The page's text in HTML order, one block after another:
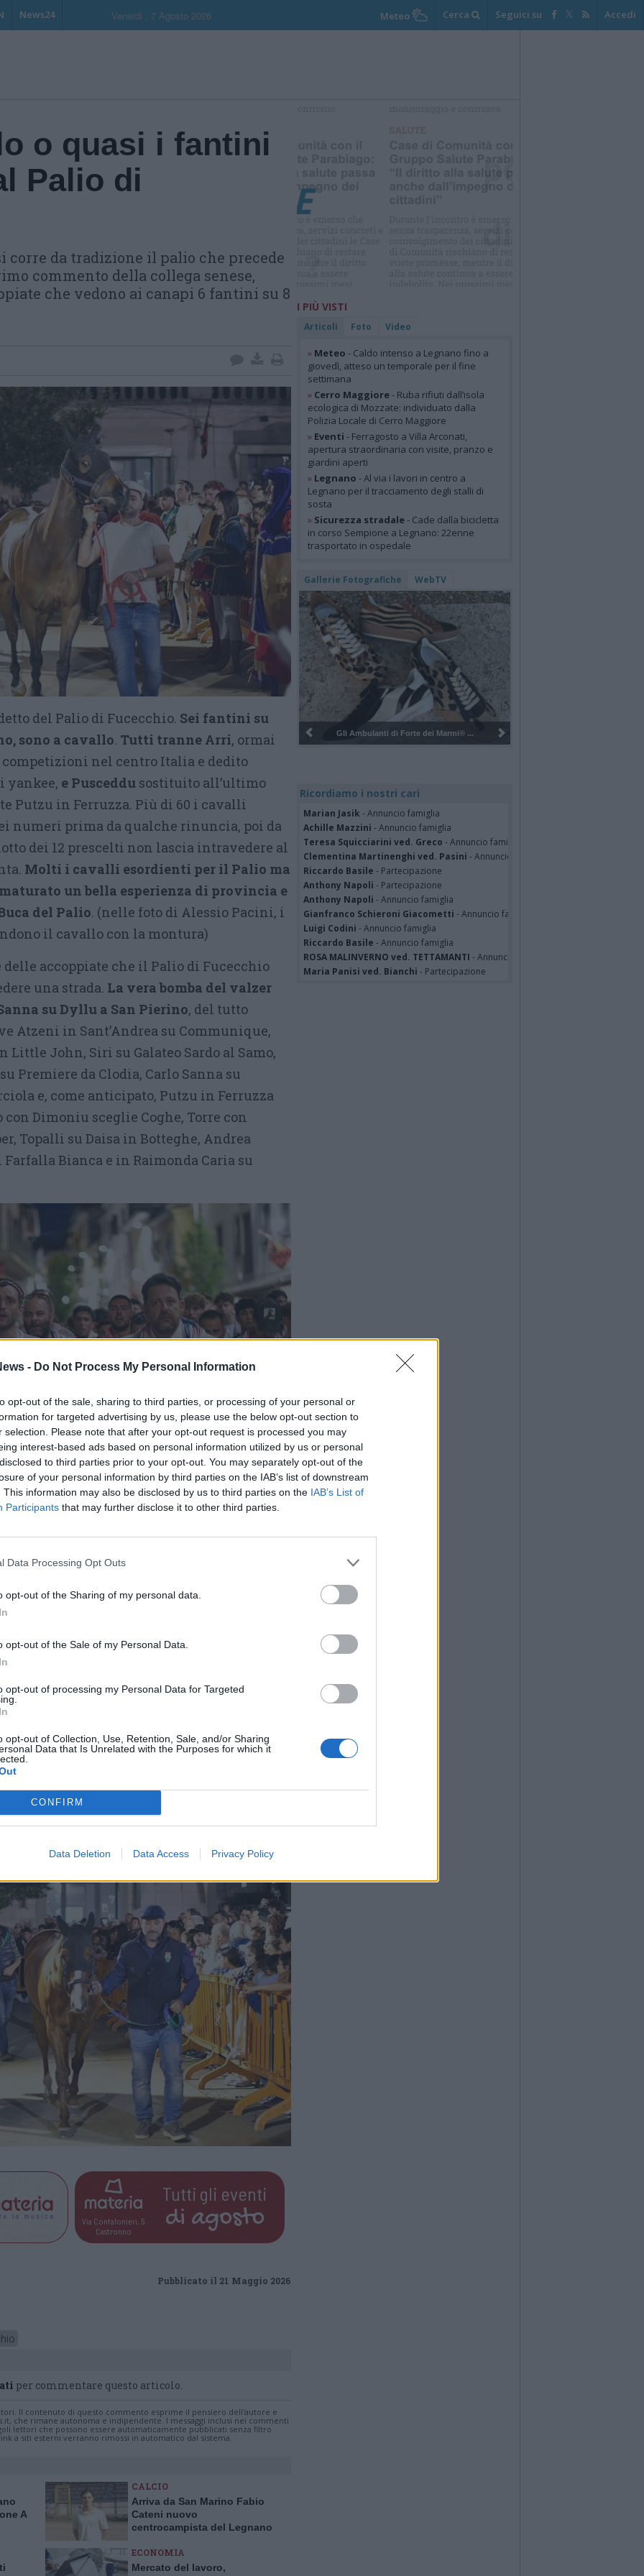
- Do Not Process My Personal Information
opt-out of the sale, sharing to third parties, or processing of your personal or
for targeted advertising by us, please use the below opt-out section to
selection. Please note that after your opt-out request is processed you may
interest-based ads based on personal information utilized by us or personal
to third parties prior to your opt-out. You may separately opt-out of the
of your personal information by third parties on the IAB’s list of downstream
This information may also be disclosed by us to third parties on the IAB’s List of
Participants that may further disclose it to other third parties.
Data Processing Opt Outs
opt-out of the Sharing of my personal data.
opt-out of the Sale of my Personal Data.
opt-out of processing my Personal Data for Targeted
opt-out of Collection, Use, Retention, Sale, and/or Sharing
Data that Is Unrelated with the Purposes for which it
CONFIRM
Data Deletion Data Access Privacy Policy
News24 Venerdi , 7 Agosto 2026 Meteo Cerca Seguici su Accedi
o quasi i fantini
Palio di
corre da tradizione il palio che precede
commento della collega senese,
che vedono ai canapi 6 fantini su 8
del Palio di Fucecchio. Sei fantini su
sono a cavallo. Tutti tranne Arri, ormai
nel centro Italia e dedito
yankee, e Pusceddu sostituito all’ultimo
Putzu in Ferruzza. Più di 60 i cavalli
numeri prima da qualche rinuncia, poi da
dei 12 prescelti non lascia intravedere al
Molti i cavalli esordienti per il Palio ma
un bella esperienza di provincia e
del Palio. (nelle foto di Alessio Pacini, i
il cavallo con la montura)
delle accoppiate che il Palio di Fucecchio
una strada. La vera bomba del valzer
su Dyllu a San Pierino, del tutto
Atzeni in Sant’Andrea su Communique,
Little John, Siri su Galateo Sardo al Samo,
Premiere da Clodia, Carlo Sanna su
e, come anticipato, Putzu in Ferruzza
con Dimoniu sceglie Coghe, Torre con
Topalli su Daisa in Botteghe, Andrea
Farfalla Bianca e in Raimonda Caria su
tra le avversarie
netto tra Ferruzza e Cappiano
sembra meno importante. Senza
sorteggio delle batterie che può sempre
il Palio. Più lineare il lavoro per Samo,
Sant’Andrea, il quartetto delle 4 contrade
il lavoro delle stalle e la crescita delle
via, quest’anno anche con la “prova della
che al momento potrà essere rivista in
future.
tra gli intenditori più sopraffini di
non montare a Legnano il fantino che
Via Confalonieri, 5
Castronno
Tutti gli eventi
di agosto
Pubblicato il 21 Maggio 2026
per commentare questo articolo.
Il contenuto di questo commento esprime il pensiero dell'autore e
che rimane autonoma e indipendente. I messaggi inclusi nei commenti
lettori che possono essere automaticamente pubblicati senza filtro
a siti esterni verranno rimossi in automatico dal sistema.
A
CALCIO
Arriva da San Marino Fabio
Cateni nuovo
centrocampista del Legnano
ECONOMIA
Mercato del lavoro,
I PIÙ VISTI
Articoli Foto Video
» Meteo - Caldo intenso a Legnano fino a
giovedì, atteso un temporale per il fine
settimana
» Cerro Maggiore- Ruba rifiuti dall’isola
ecologica di Mozzate: individuato dalla
Polizia Locale di Cerro Maggiore
» Eventi - Ferragosto a Villa Arconati,
apertura straordinaria con visite, pranzo e
giardini aperti
» Legnano - Al via i lavori in centro a
Legnano per il tracciamento degli stalli di
sosta
» Sicurezza stradale- Cade dalla bicicletta
in corso Sempione a Legnano: 22enne
trasportato in ospedale
Gallerie Fotografiche WebTV
Pulizia del bosco del Rugareto a ...
Ricordiamo i nostri cari
Marian Jasik - Annuncio famiglia
Achille Mazzini - Annuncio famiglia
Teresa Squicciarini ved. Greco - Annuncio famiglia
Clementina Martinenghi ved. Pasini - Annuncio famiglia
Riccardo Basile - Partecipazione
Anthony Napoli - Partecipazione
Anthony Napoli - Annuncio famiglia
Gianfranco Schieroni Giacometti - Annuncio famiglia
Luigi Codini - Annuncio famiglia
Riccardo Basile - Annuncio famiglia
ROSA MALINVERNO ved. TETTAMANTI - Annuncio famiglia
Maria Panisi ved. Bianchi - Partecipazione